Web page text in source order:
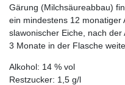
Gärung (Milchsäureabbau)
ein mindestens 12 monatiger
slawonischer Eiche, nach
3 Monate in der Flasche
Alkohol: 14 % vol
Restzucker: 1,5 g/l